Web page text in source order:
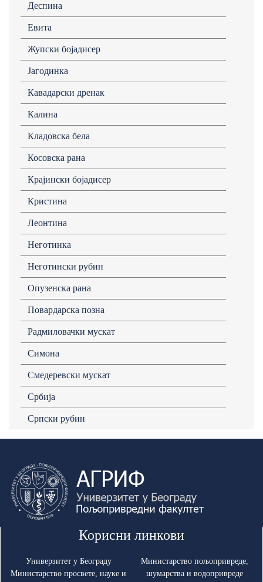
Деспина
Евита
Жупски бојадисер
Јагодинка
Кавадарски дренак
Калина
Кладовска бела
Косовска рана
Крајински бојадисер
Кристина
Леонтина
Неготинка
Неготински рубин
Опузенска рана
Повардарска позна
Радмиловачки мускат
Симона
Смедеревски мускат
Србија
Српски рубин
Корисни линкови
Универзитет у Београду
Министарство просвете, науке и
Министарство пољопривреде,
шумарства и водопривреде